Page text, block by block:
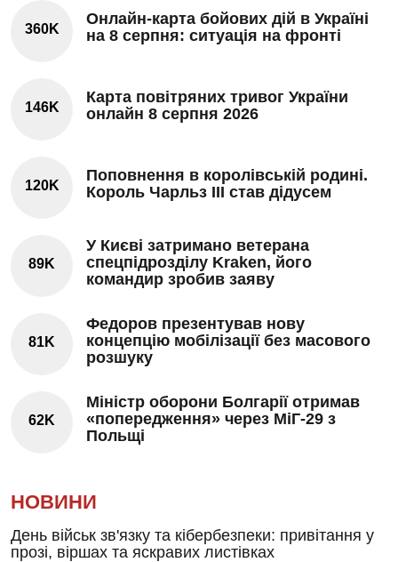
360K
Онлайн-карта бойових дій в Україні
на 8 серпня: ситуація на фронті
146K
Карта повітряних тривог України
онлайн 8 серпня 2026
120K
Поповнення в королівській родині.
Король Чарльз III став дідусем
89K
У Києві затримано ветерана
спецпідрозділу Kraken, його
командир зробив заяву
81K
Федоров презентував нову
концепцію мобілізації без масового
розшуку
62K
Міністр оборони Болгарії отримав
«попередження» через МіГ-29 з
Польщі
НОВИНИ
День військ зв'язку та кібербезпеки: привітання у
прозі, віршах та яскравих листівках